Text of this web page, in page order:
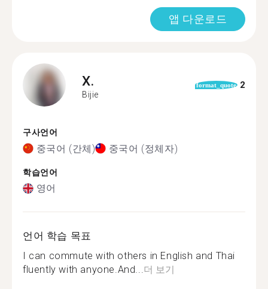
앱 다운로드
X.
Bijie
format_quote 2
구사언어
중국어 (간체) 중국어 (정체자)
학습언어
영어
언어 학습 목표
I can commute with others in English and Thai
fluently with anyone.And...더 보기